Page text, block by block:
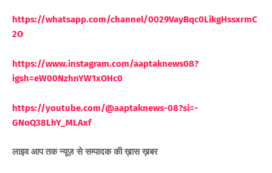
https://whatsapp.com/channel/0029VayBqc0LikgHssxrmC
2O
https://www.instagram.com/aaptaknews08?
igsh=eW00NzhnYW1xOHc0
https://youtube.com/@aaptaknews-08?si=-
GNoQ38LhY_MLAxf
लाइव आप तक न्यूज़ से सम्पादक की ख़ास ख़बर